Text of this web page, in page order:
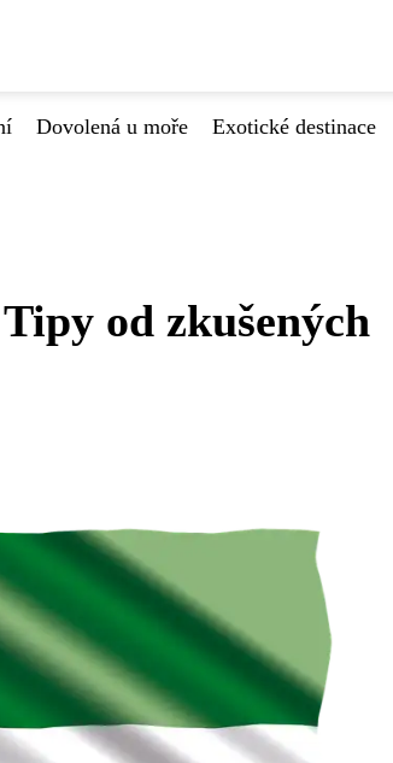
Dovolená u moře Exotické destinace
od zkušených